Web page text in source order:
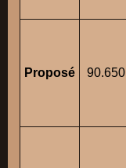
Proposé 90.650